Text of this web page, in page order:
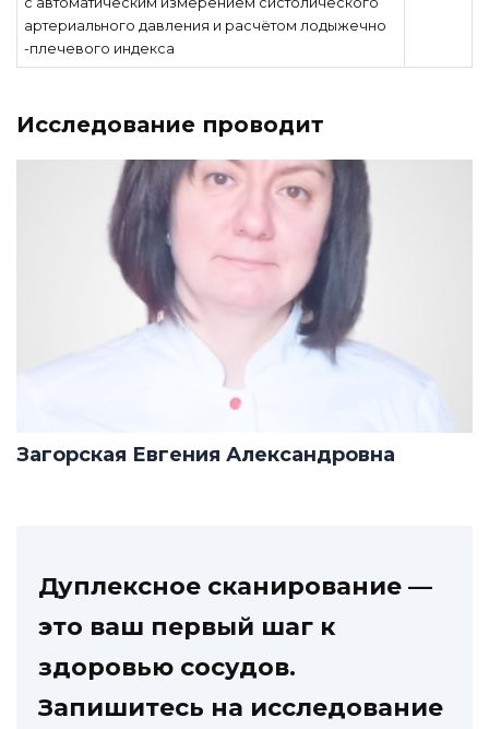
артериального давления и расчётом лодыжечно
-плечевого индекса
Исследование проводит
Загорская Евгения Александровна
Дуплексное сканирование —
это ваш первый шаг к
здоровью сосудов.
Запишитесь на исследование